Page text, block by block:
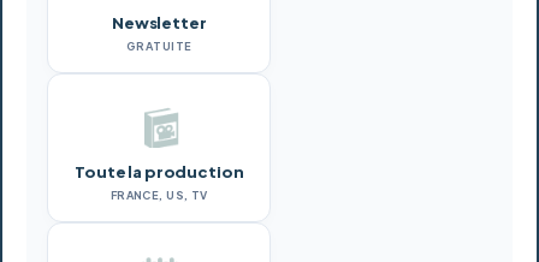
Newsletter
GRATUITE
Toute la production
FRANCE, US, TV